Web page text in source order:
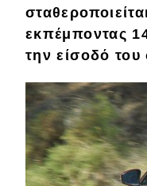
εκπέμποντας
την είσοδό του